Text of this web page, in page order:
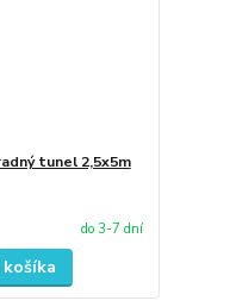
tunel 2,5x5m
do 3-7 dní